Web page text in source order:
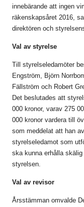
innebärande att ingen
räkenskapsåret 2016,
direktören och
Val av styrelse
Till styrelseledamöter
Engström, Björn
Fällström och Robert
Det beslutades att
000 kronor, varav 275
000 kronor vardera till
som meddelat att han
styrelseledamot som
ska kunna erhålla
styrelsen.
Val av revisor
Årsstämman omvalde